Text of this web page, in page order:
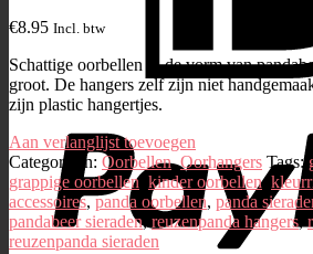
€8.95 Incl. btw
Schattige oorbellen in de vorm van
groot. De hangers zelf zijn niet
zijn plastic hangertjes.
Aan verlanglijst toevoegen
Categorieën: Oorbellen,Oorhangers Tags:
grappige oorbellen, kinder oorbellen,
accessoires,panda oorbellen, panda
pandabeer sieraden, reuzenpanda hangers
reuzenpanda sieraden